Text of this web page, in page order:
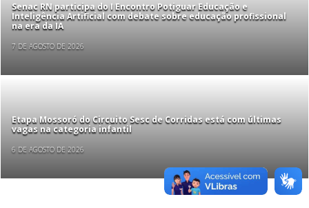
Senac RN participa do I Encontro Potiguar Educação e
Inteligência Artificial com debate sobre educação profissional
na era da IA
7 DE AGOSTO DE 2026
Etapa Mossoró do Circuito Sesc de Corridas está com últimas
vagas na categoria infantil
6 DE AGOSTO DE 2026